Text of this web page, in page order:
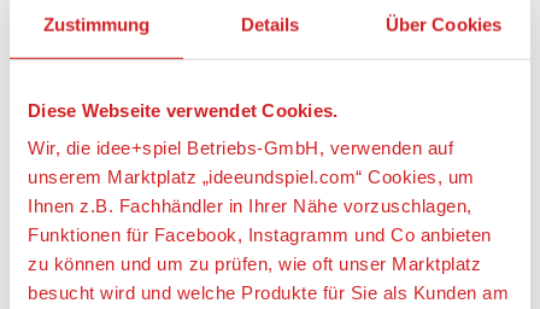
Zustimmung Details Über Cookies
Diese Webseite verwendet Cookies.
Wir, die idee+spiel Betriebs-GmbH, verwenden auf
unserem Marktplatz „ideeundspiel.com“ Cookies, um
Ihnen z.B. Fachhändler in Ihrer Nähe vorzuschlagen,
Funktionen für Facebook, Instagramm und Co anbieten
zu können und um zu prüfen, wie oft unser Marktplatz
besucht wird und welche Produkte für Sie als Kunden am
PLAYMOBIL® 70268 Wasserrad mit Karussell
Artikelbeschreibung: